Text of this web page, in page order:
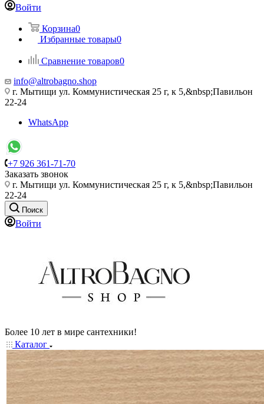
Войти
Корзина0
Избранные товары0
Сравнение товаров0
info@altrobagno.shop
г. Мытищи ул. Коммунистическая 25 г, к 5,&nbsp;Павильон
22-24
WhatsApp
+7 926 361-71-70
Заказать звонок
г. Мытищи ул. Коммунистическая 25 г, к 5,&nbsp;Павильон
22-24
Поиск
Войти
Более 10 лет в мире сантехники!
Каталог